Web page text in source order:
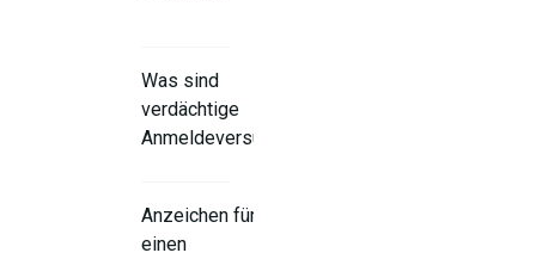
Was sind
verdächtige
Anmeldeversuche?
Anzeichen für
einen